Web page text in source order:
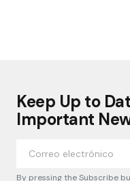
Keep Up to
Important
By pressing the Subscribe